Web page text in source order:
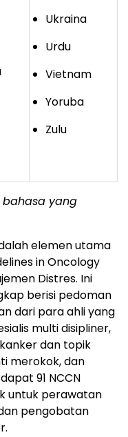
Ukraina
Urdu
Vietnam
Yoruba
Zulu
bahasa yang
elemen utama
in Oncology
Distres. Ini
berisi pedoman
dari para ahli yang
multi disipliner,
dan topik
merokok, dan
91 NCCN
untuk perawatan
pengobatan